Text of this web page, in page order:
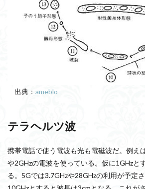
出典： ameblo
テラヘルツ波
携帯電話で使う電波も光も電磁波だ。例え
や2GHzの電波を使っている。仮に1GHzと
る。5Gでは3.7GHzや28GHzの利用が予定